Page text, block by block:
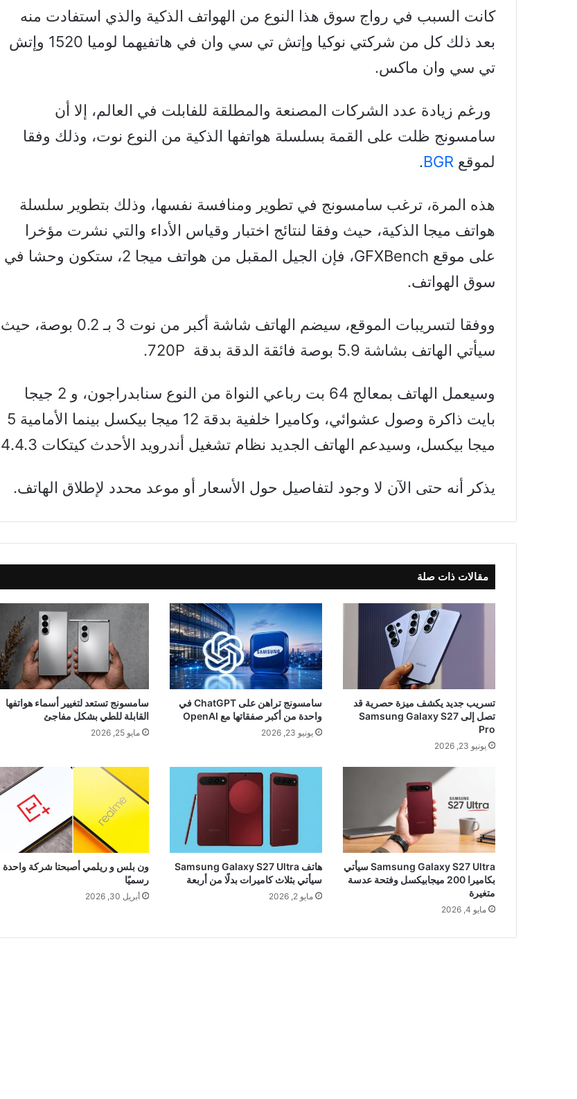
كانت السبب في رواج سوق هذا النوع من الهواتف الذكية والذي استفادت منه
بعد ذلك كل من شركتي نوكيا وإتش تي سي وان في هاتفيهما لوميا 1520 وإتش
تي سي وان ماكس.
ورغم زيادة عدد الشركات المصنعة والمطلقة للفابلت في العالم، إلا أن
سامسونج ظلت على القمة بسلسلة هواتفها الذكية من النوع نوت، وذلك وفقا
لموقع BGR
.
هذه المرة، ترغب سامسونج في تطوير ومنافسة نفسها، وذلك بتطوير سلسلة
هواتف ميجا الذكية، حيث وفقا لنتائج اختبار وقياس الأداء والتي نشرت مؤخرا
على موقع GFXBench، فإن الجيل المقبل من هواتف ميجا 2، ستكون وحشا في
سوق الهواتف.
ووفقا لتسريبات الموقع، سيضم الهاتف شاشة أكبر من نوت 3 بـ 0.2 بوصة، حيث
سيأتي الهاتف بشاشة 5.9 بوصة فائقة الدقة بدقة 720P.
وسيعمل الهاتف بمعالج 64 بت رباعي النواة من النوع سنابدراجون، و 2 جيجا
بايت ذاكرة وصول عشوائي، وكاميرا خلفية بدقة 12 ميجا بيكسل بينما الأمامية 5
ميجا بيكسل، وسيدعم الهاتف الجديد نظام تشغيل أندرويد الأحدث كيتكات 4.4.3
يذكر أنه حتى الآن لا وجود لتفاصيل حول الأسعار أو موعد محدد لإطلاق الهاتف.
مقالات ذات صلة
تسريب جديد يكشف ميزة حصرية قد
تصل إلى Samsung Galaxy S27
Pro
يونيو 23, 2026
سامسونج تراهن على ChatGPT في
واحدة من أكبر صفقاتها مع OpenAI
يونيو 23, 2026
سامسونج تستعد لتغيير أسماء هواتفها
القابلة للطي بشكل مفاجئ
مايو 25, 2026
Samsung Galaxy S27 Ultra سيأتي
بكاميرا 200 ميجابيكسل وفتحة عدسة
متغيرة
مايو 4, 2026
هاتف Samsung Galaxy S27 Ultra
سيأتي بثلاث كاميرات بدلًا من أربعة
مايو 2, 2026
ون بلس و ريلمي أصبحتا شركة واحدة
رسميًا
أبريل 30, 2026